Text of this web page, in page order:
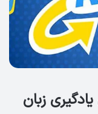
زبان